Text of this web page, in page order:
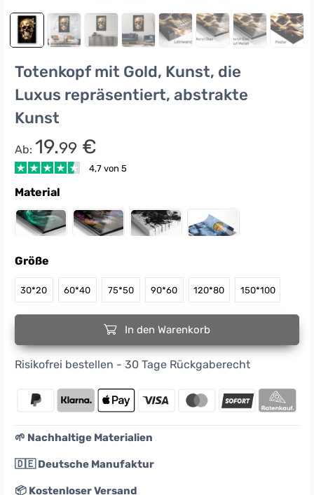
Totenkopf mit Gold, Kunst, die
Luxus repräsentiert, abstrakte
Kunst
Ab: 19.99 €
4,7 von 5
Material
Größe
30*20 60*40 75*50 90*60 120*80 150*100
In den Warenkorb
Risikofrei bestellen - 30 Tage Rückgaberecht
🌱 Nachhaltige Materialien
🇩🇪 Deutsche Manufaktur
📦 Kostenloser Versand